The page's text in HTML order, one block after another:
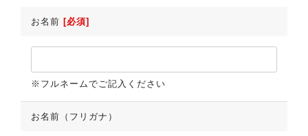
お名前 [必須]
※フルネームでご記入ください
お名前（フリガナ）